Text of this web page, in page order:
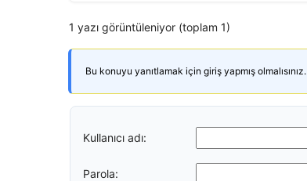
1 yazı görüntüleniyor (toplam 1)
Bu konuyu yanıtlamak için giriş yapmış olmalısınız.
Kullanıcı adı:
Parola: